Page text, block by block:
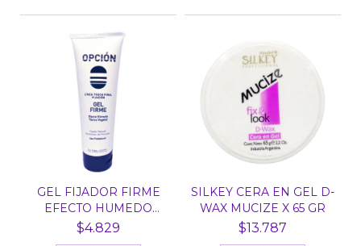
GEL FIJADOR FIRME
EFECTO HUMEDO
OPCION X...
$4.829
SILKEY CERA EN GEL D-
WAX MUCIZE X 65 GR
$13.787